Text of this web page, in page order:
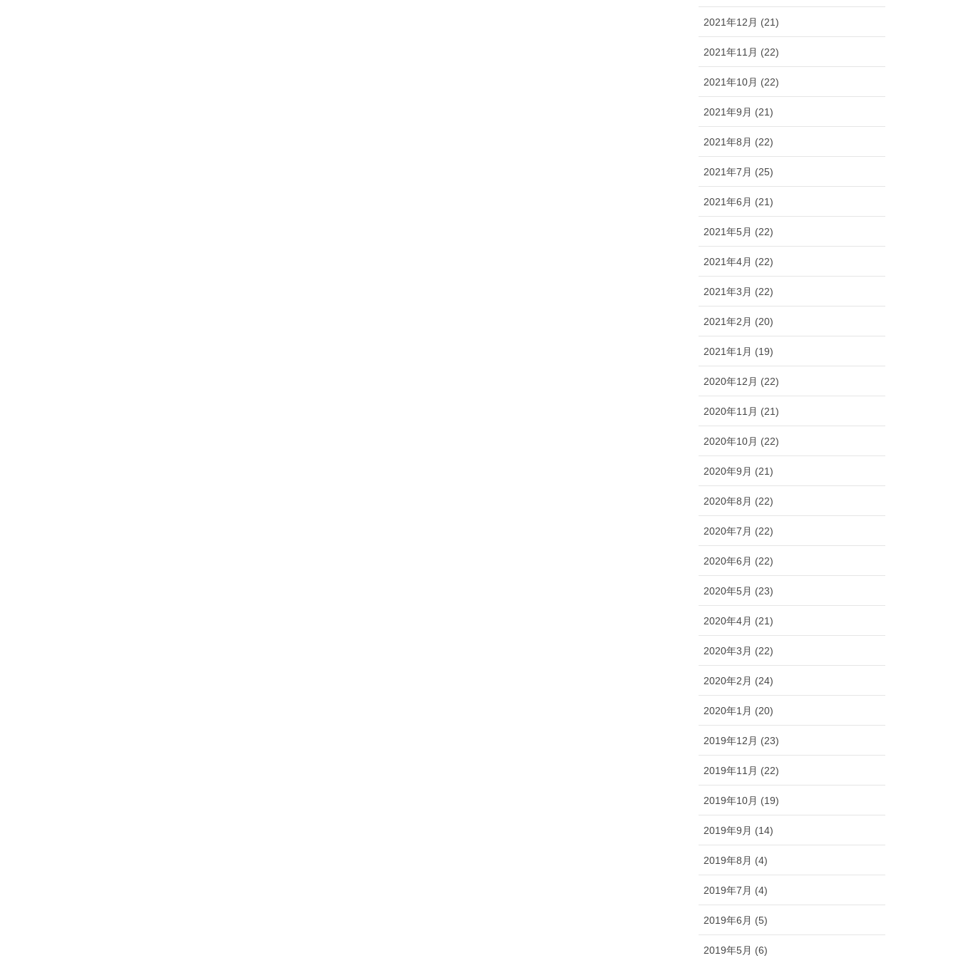
2021年12月 (21)
2021年11月 (22)
2021年10月 (22)
2021年9月 (21)
2021年8月 (22)
2021年7月 (25)
2021年6月 (21)
2021年5月 (22)
2021年4月 (22)
2021年3月 (22)
2021年2月 (20)
2021年1月 (19)
2020年12月 (22)
2020年11月 (21)
2020年10月 (22)
2020年9月 (21)
2020年8月 (22)
2020年7月 (22)
2020年6月 (22)
2020年5月 (23)
2020年4月 (21)
2020年3月 (22)
2020年2月 (24)
2020年1月 (20)
2019年12月 (23)
2019年11月 (22)
2019年10月 (19)
2019年9月 (14)
2019年8月 (4)
2019年7月 (4)
2019年6月 (5)
2019年5月 (6)